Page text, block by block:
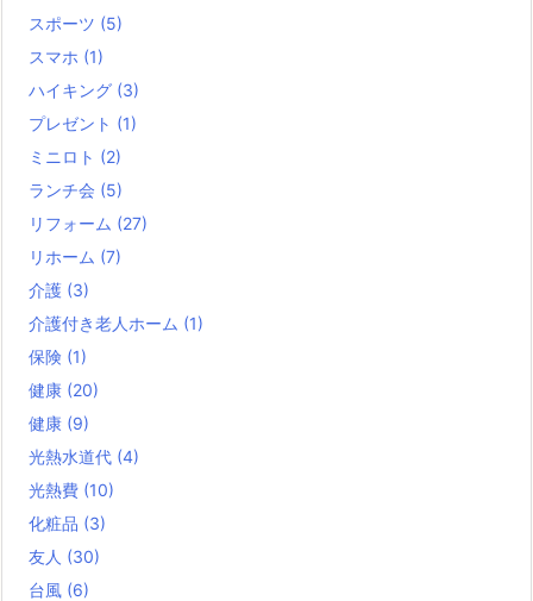
スポーツ (5)
スマホ (1)
ハイキング (3)
プレゼント (1)
ミニロト (2)
ランチ会 (5)
リフォーム (27)
リホーム (7)
介護 (3)
介護付き老人ホーム (1)
保険 (1)
健康 (20)
健康 (9)
光熱水道代 (4)
光熱費 (10)
化粧品 (3)
友人 (30)
台風 (6)